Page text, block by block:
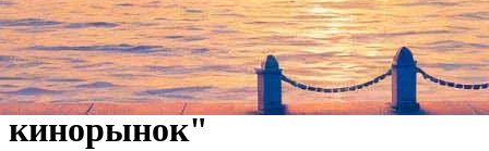
открытии Медиа Форума:
"Главное - чтобы в Питере
появился дееспособный
кинорынок"